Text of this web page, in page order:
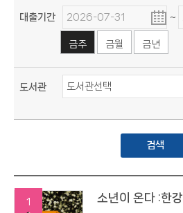
대출기간 ~
금주 금월 금년
도서관
검색
1 소년이 온다 :한